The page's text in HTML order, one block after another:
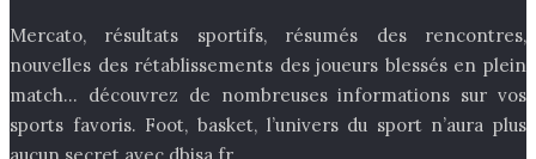
Mercato, résultats sportifs, résumés des rencontres,
nouvelles des rétablissements des joueurs blessés en plein
match… découvrez de nombreuses informations sur vos
sports favoris. Foot, basket, l’univers du sport n’aura plus